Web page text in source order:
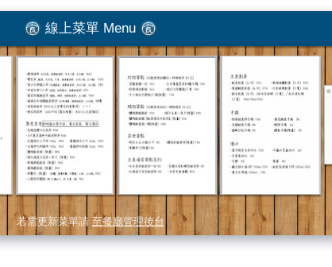
線上菜單 Menu
若需更新菜單請 至餐廳管理後台